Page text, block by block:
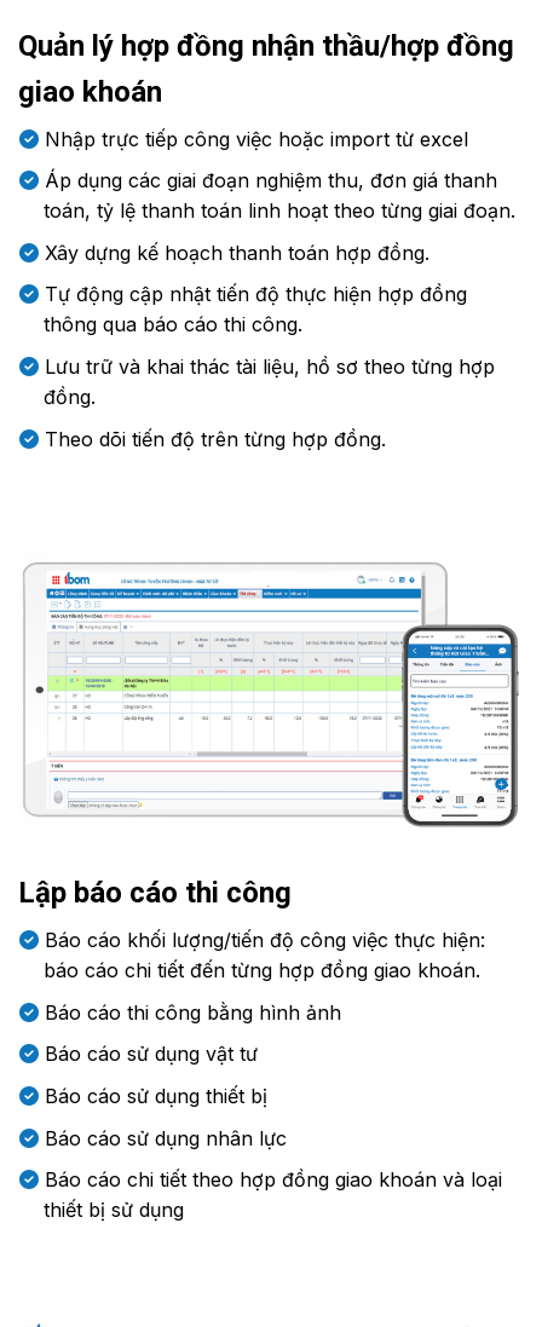
Quản lý hợp đồng nhận thầu/hợp đồng
giao khoán
Nhập trực tiếp công việc hoặc import từ excel
Áp dụng các giai đoạn nghiệm thu, đơn giá thanh
toán, tỷ lệ thanh toán linh hoạt theo từng giai đoạn.
Xây dựng kế hoạch thanh toán hợp đồng.
Tự động cập nhật tiến độ thực hiện hợp đồng
thông qua báo cáo thi công.
Lưu trữ và khai thác tài liệu, hồ sơ theo từng hợp
đồng.
Theo dõi tiến độ trên từng hợp đồng.
Lập báo cáo thi công
Báo cáo khối lượng/tiến độ công việc thực hiện:
báo cáo chi tiết đến từng hợp đồng giao khoán.
Báo cáo thi công bằng hình ảnh
Báo cáo sử dụng vật tư
Báo cáo sử dụng thiết bị
Báo cáo sử dụng nhân lực
Báo cáo chi tiết theo hợp đồng giao khoán và loại
thiết bị sử dụng